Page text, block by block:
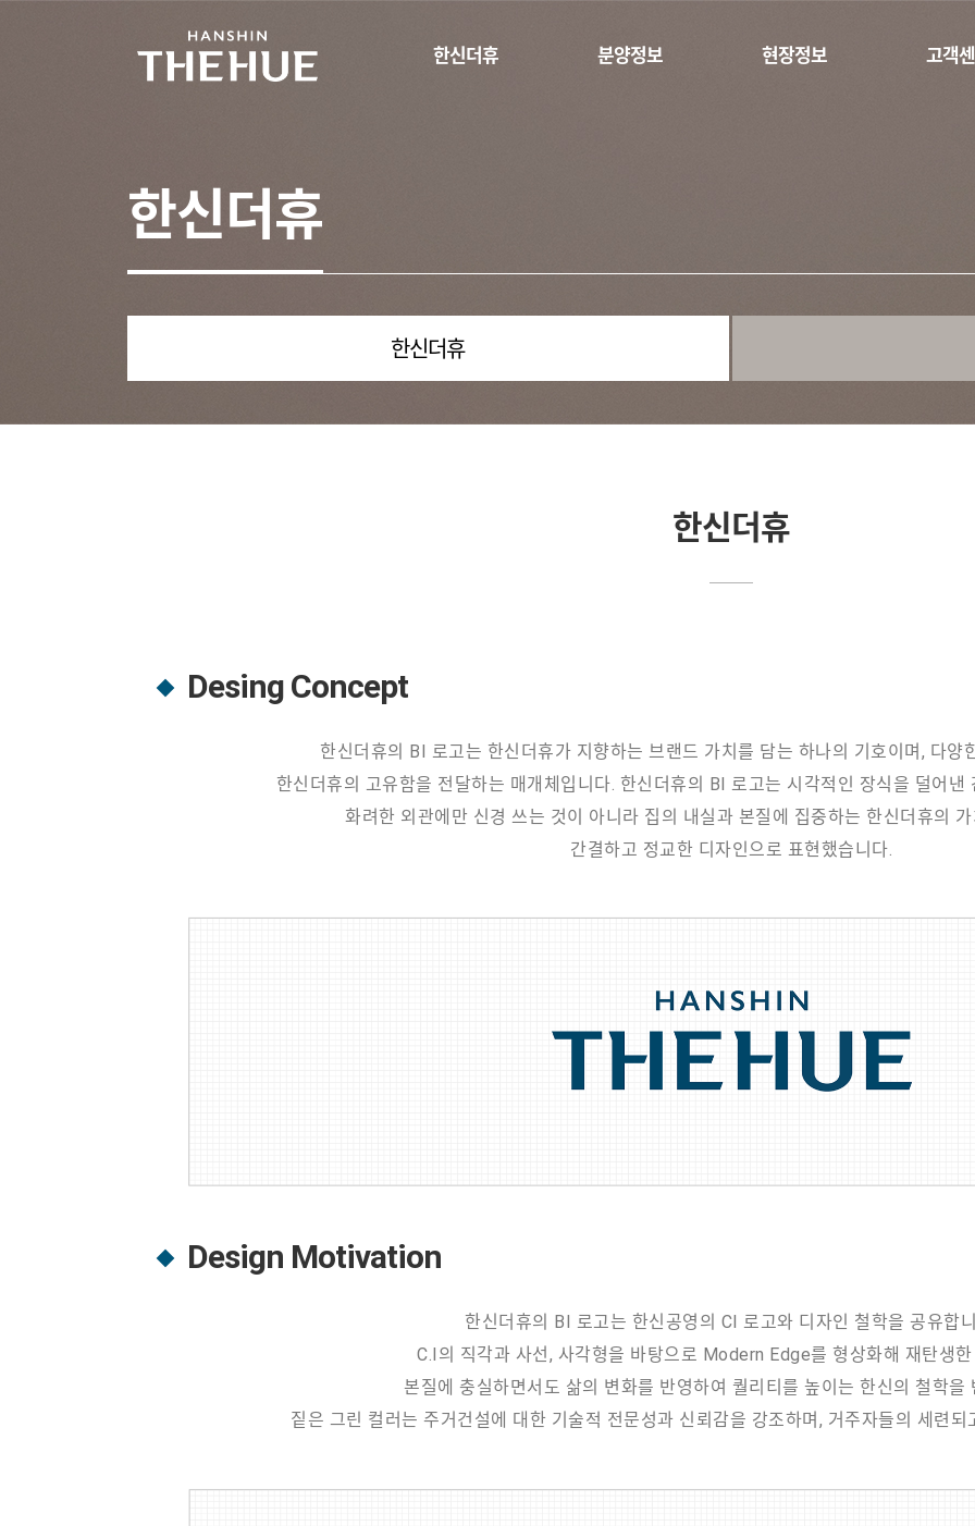
한신더휴 분양정보 현장정보 고객
한신더휴
한신더휴
한신더휴
Desing Concept
한신더휴의 BI 로고는 한신더휴가 지향하는 브랜드 가치를 담는 하나의 기호이며, 다양
한신더휴의 고유함을 전달하는 매개체입니다. 한신더휴의 BI 로고는 시각적인 장식을 덜어낸
화려한 외관에만 신경 쓰는 것이 아니라 집의 내실과 본질에 집중하는 한신더휴의
간결하고 정교한 디자인으로 표현했습니다.
Design Motivation
한신더휴의 BI 로고는 한신공영의 CI 로고와 디자인 철학을 공유합
C.I의 직각과 사선, 사각형을 바탕으로 Modern Edge를 형상화해 재탄생
본질에 충실하면서도 삶의 변화를 반영하여 퀄리티를 높이는 한신의 철학을
짙은 그린 컬러는 주거건설에 대한 기술적 전문성과 신뢰감을 강조하며, 거주자들의 세련